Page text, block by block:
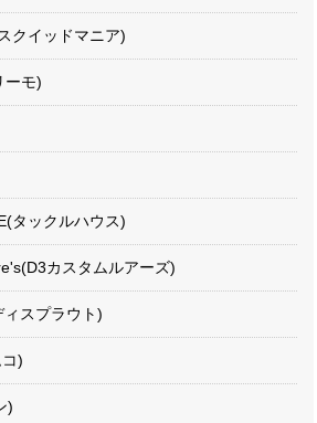
クイッドマニア)
ーモ)
タックルハウス)
カスタムルアーズ)
ィスプラウト)
)
)